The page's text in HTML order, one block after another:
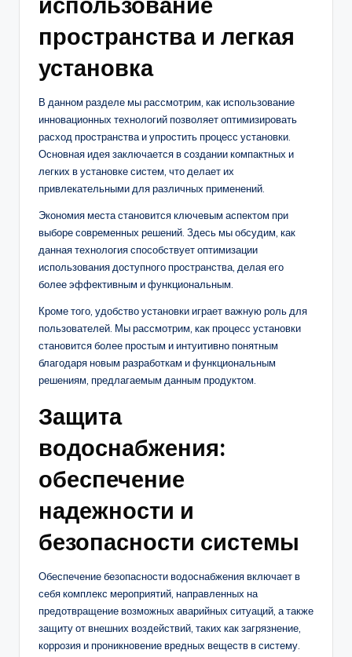
пространства и легкая
установка
В данном разделе мы рассмотрим, как использование
инновационных технологий позволяет оптимизировать
расход пространства и упростить процесс установки.
Основная идея заключается в создании компактных и
легких в установке систем, что делает их
привлекательными для различных применений.
Экономия места становится ключевым аспектом при
выборе современных решений. Здесь мы обсудим, как
данная технология способствует оптимизации
использования доступного пространства, делая его
более эффективным и функциональным.
Кроме того, удобство установки играет важную роль для
пользователей. Мы рассмотрим, как процесс установки
становится более простым и интуитивно понятным
благодаря новым разработкам и функциональным
решениям, предлагаемым данным продуктом.
Защита
водоснабжения:
обеспечение
надежности и
безопасности системы
Обеспечение безопасности водоснабжения включает в
себя комплекс мероприятий, направленных на
предотвращение возможных аварийных ситуаций, а также
защиту от внешних воздействий, таких как загрязнение,
коррозия и проникновение вредных веществ в систему.